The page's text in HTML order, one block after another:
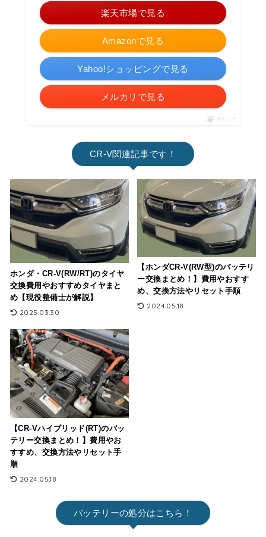
Amazonで見る
楽天市場で見る
Yahoo!ショッピングで見る
メルカリで見る
ポチップ
CR-V関連記事です！
ホンダ・CR-V(RW/RT)のタイヤ
交換費用やおすすめタイヤまと
め【現役整備士が解説】
2025.03.30
【ホンダCR-V(RW型)のバッテリ
ー交換まとめ！】費用やおすす
め、交換方法やリセット手順
2024.05.18
【CR-Vハイブリッド(RT)のバッ
テリー交換まとめ！】費用やお
すすめ、交換方法やリセット手
順
2024.05.18
バッテリーの処分はこちら！